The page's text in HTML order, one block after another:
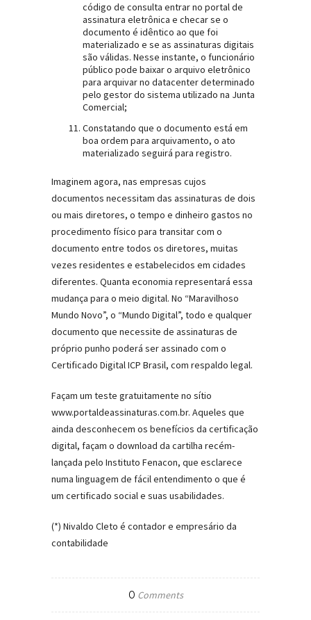
código de consulta entrar no portal de
assinatura eletrônica e checar se o
documento é idêntico ao que foi
materializado e se as assinaturas digitais
são válidas. Nesse instante, o funcionário
público pode baixar o arquivo eletrônico
para arquivar no datacenter determinado
pelo gestor do sistema utilizado na Junta
Comercial;
Constatando que o documento está em
boa ordem para arquivamento, o ato
materializado seguirá para registro.
Imaginem agora, nas empresas cujos
documentos necessitam das assinaturas de dois
ou mais diretores, o tempo e dinheiro gastos no
procedimento físico para transitar com o
documento entre todos os diretores, muitas
vezes residentes e estabelecidos em cidades
diferentes. Quanta economia representará essa
mudança para o meio digital. No “Maravilhoso
Mundo Novo”, o “Mundo Digital”, todo e qualquer
documento que necessite de assinaturas de
próprio punho poderá ser assinado com o
Certificado Digital ICP Brasil, com respaldo legal.
Façam um teste gratuitamente no sítio
www.portaldeassinaturas.com.br. Aqueles que
ainda desconhecem os benefícios da certificação
digital, façam o download da cartilha recém-
lançada pelo Instituto Fenacon, que esclarece
numa linguagem de fácil entendimento o que é
um certificado social e suas usabilidades.
(*) Nivaldo Cleto é contador e empresário da
contabilidade
0 Comments